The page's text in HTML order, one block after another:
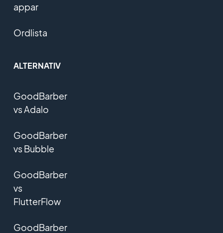
appar
Ordlista
ALTERNATIV
GoodBarber
vs Adalo
GoodBarber
vs Bubble
GoodBarber
vs
FlutterFlow
GoodBarber